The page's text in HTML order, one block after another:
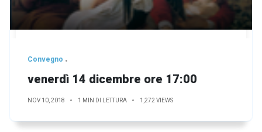
Convegno
venerdì 14 dicembre ore 17:00
NOV 10, 2018 1 MIN DI LETTURA 1,272 VIEWS